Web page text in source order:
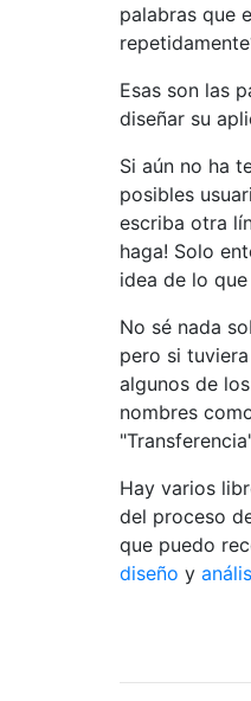
palabras que
Esas son las
diseñar su
Si aún no ha
posibles
escriba otra
haga! Solo
idea de lo
No sé nada
pero si
algunos de
nombres
Hay varios
del proceso
que puedo
diseño y